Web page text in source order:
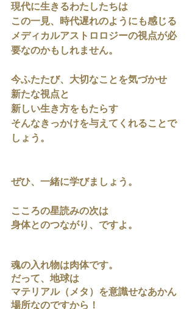
現代に生きるわたしたちは
この一見、時代遅れのようにも感じる
メディカルアストロロジーの視点が必
要なのかもしれません。
今ふたたび、大切なことを気づかせ
新たな視点と
新しい生き方をもたらす
そんなきっかけを与えてくれることで
しょう。
ぜひ、一緒に学びましょう。
こころの星読みの次は
身体とのつながり、ですよ。
魂の入れ物は肉体です。
だって、地球は
マテリアル（メタ）を意識せなあかん
場所なのですから！